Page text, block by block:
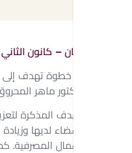
عمّان – كانون الثاني 2025
في خطوة تهدف إلى
الدكتور ماهر
وتهدف المذكرة
الأعضاء لديها
الاعمال المصرفية.